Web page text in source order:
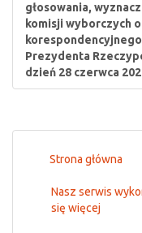
głosowania,
komisji wyborczych
Prezydenta
dzień 28 czerwca
Strona główna
Nasz serwis
się więcej